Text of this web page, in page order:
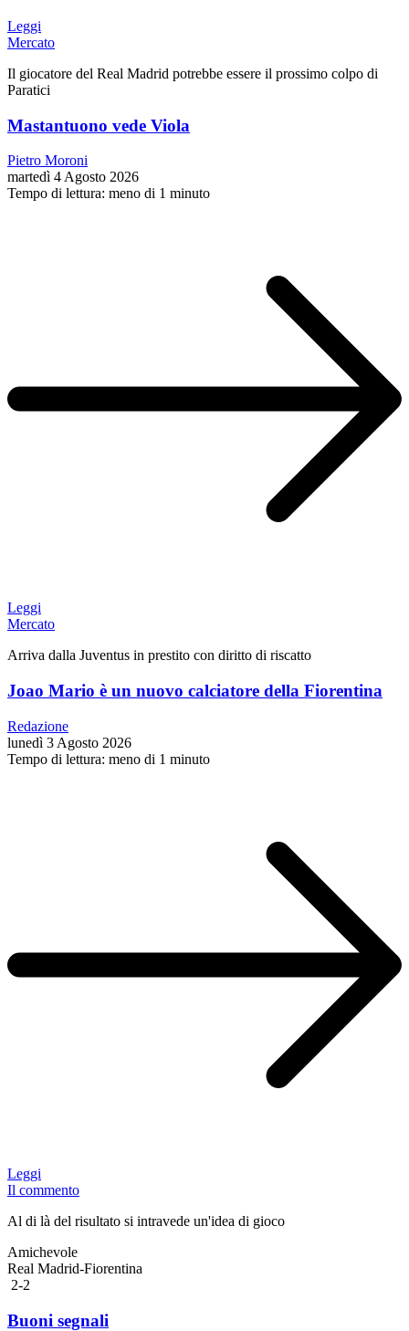
Leggi
Mercato
Il giocatore del Real Madrid potrebbe essere il prossimo colpo di
Paratici
Mastantuono vede Viola
Pietro Moroni
martedì 4 Agosto 2026
Tempo di lettura: meno di 1 minuto
Leggi
Mercato
Arriva dalla Juventus in prestito con diritto di riscatto
Joao Mario è un nuovo calciatore della Fiorentina
Redazione
lunedì 3 Agosto 2026
Tempo di lettura: meno di 1 minuto
Leggi
Il commento
Al di là del risultato si intravede un'idea di gioco
Amichevole
Real Madrid-Fiorentina
2-2
Buoni segnali